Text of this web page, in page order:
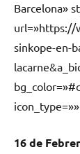
Barcelona»
url=»https://
sinkope-en-
16 de